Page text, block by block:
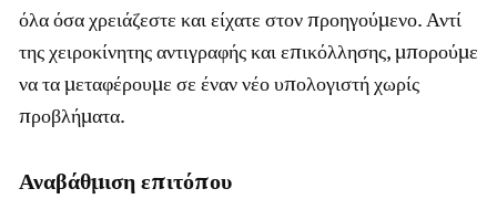
όλα όσα χρειάζεστε και είχατε στον προηγούμενο. Αντί
της χειροκίνητης αντιγραφής και επικόλλησης, μπορούμε
να τα μεταφέρουμε σε έναν νέο υπολογιστή χωρίς
προβλήματα.
Αναβάθμιση επιτόπου